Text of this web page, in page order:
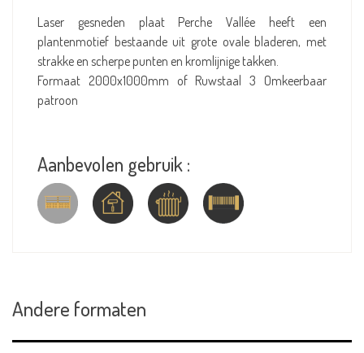
Laser gesneden plaat Perche Vallée heeft een
plantenmotief bestaande uit grote ovale bladeren, met
strakke en scherpe punten en kromlijnige takken.
Formaat 2000x1000mm of Ruwstaal 3 Omkeerbaar
patroon
Aanbevolen gebruik :
Andere formaten